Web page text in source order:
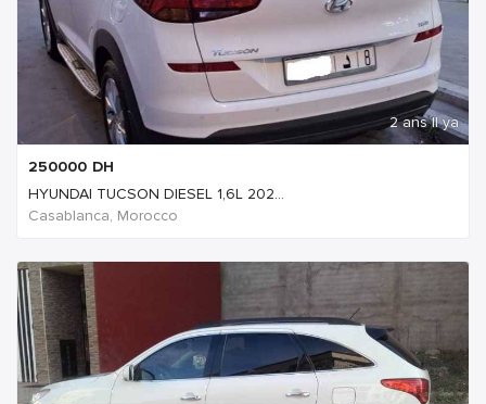
2 ans Il ya
250000 DH
HYUNDAI TUCSON DIESEL 1,6L 202...
Casablanca, Morocco